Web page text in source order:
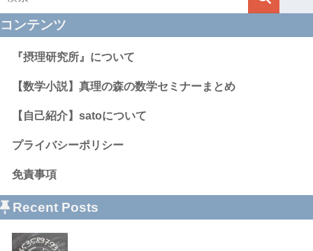
コンテンツ
『摂理研究所』について
【数学小説】真理の森の数学セミナーまとめ
【自己紹介】satoについて
プライバシーポリシー
免責事項
Recent Posts